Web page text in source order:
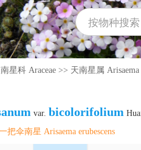
星科 Araceae >> 天南星属 Arisaema
var. bicolorifolium
把伞南星 Arisaema erubescens